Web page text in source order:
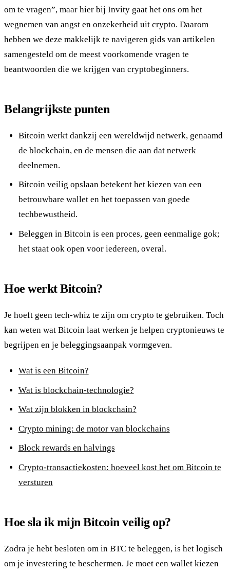
om te vragen”, maar hier bij Invity gaat het ons om het
wegnemen van angst en onzekerheid uit crypto. Daarom
hebben we deze makkelijk te navigeren gids van artikelen
samengesteld om de meest voorkomende vragen te
beantwoorden die we krijgen van cryptobeginners.
Belangrijkste punten
Bitcoin werkt dankzij een wereldwijd netwerk, genaamd
de blockchain, en de mensen die aan dat netwerk
deelnemen.
Bitcoin veilig opslaan betekent het kiezen van een
betrouwbare wallet en het toepassen van goede
techbewustheid.
Beleggen in Bitcoin is een proces, geen eenmalige gok;
het staat ook open voor iedereen, overal.
Hoe werkt Bitcoin?
Je hoeft geen tech-whiz te zijn om crypto te gebruiken. Toch
kan weten wat Bitcoin laat werken je helpen cryptonieuws te
begrijpen en je beleggingsaanpak vormgeven.
Wat is een Bitcoin?
Wat is blockchain-technologie?
Wat zijn blokken in blockchain?
Crypto mining: de motor van blockchains
Block rewards en halvings
Crypto-transactiekosten: hoeveel kost het om Bitcoin te
versturen
Hoe sla ik mijn Bitcoin veilig op?
Zodra je hebt besloten om in BTC te beleggen, is het logisch
om je investering te beschermen. Je moet een wallet kiezen